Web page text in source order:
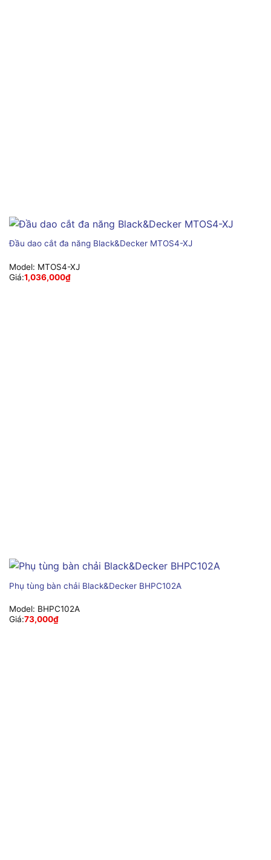
Đầu dao cắt đa năng Black&Decker MTOS4-XJ
Model: MTOS4-XJ
Giá:1,036,000₫
Phụ tùng bàn chải Black&Decker BHPC102A
Model: BHPC102A
Giá:73,000₫